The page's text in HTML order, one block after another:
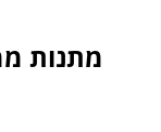
מתנות